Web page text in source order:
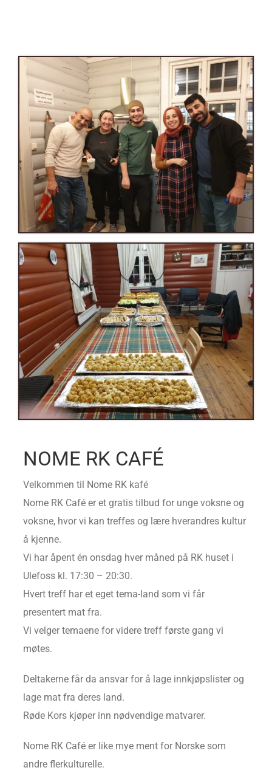
NOME RK CAFÉ
Velkommen til Nome RK kafé
Nome RK Café er et gratis tilbud for unge voksne og
voksne, hvor vi kan treffes og lære hverandres kultur
å kjenne.
Vi har åpent én onsdag hver måned på RK huset i
Ulefoss kl. 17:30 – 20:30.
Hvert treff har et eget tema-land som vi får
presentert mat fra.
Vi velger temaene for videre treff første gang vi
møtes.
Deltakerne får da ansvar for å lage innkjøpslister og
lage mat fra deres land.
Røde Kors kjøper inn nødvendige matvarer.
Nome RK Café er like mye ment for Norske som
andre flerkulturelle.